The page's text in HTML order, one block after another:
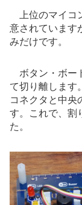
上位のマイコ
意されています
みだけです。
ボタン・ボー
て切り離します
コネクタと中央
す。これで、割
た。